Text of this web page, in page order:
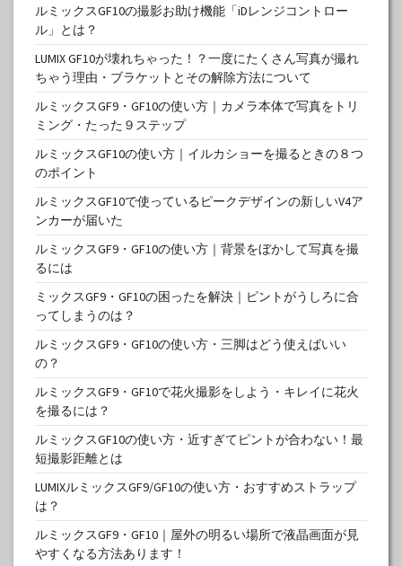
ルミックスGF10の撮影お助け機能「iDレンジコントロー
ル」とは？
LUMIX GF10が壊れちゃった！？一度にたくさん写真が撮れ
ちゃう理由・ブラケットとその解除方法について
ルミックスGF9・GF10の使い方｜カメラ本体で写真をトリ
ミング・たった９ステップ
ルミックスGF10の使い方｜イルカショーを撮るときの８つ
のポイント
ルミックスGF10で使っているピークデザインの新しいV4ア
ンカーが届いた
ルミックスGF9・GF10の使い方｜背景をぼかして写真を撮
るには
ミックスGF9・GF10の困ったを解決｜ピントがうしろに合
ってしまうのは？
ルミックスGF9・GF10の使い方・三脚はどう使えばいい
の？
ルミックスGF9・GF10で花火撮影をしよう・キレイに花火
を撮るには？
ルミックスGF10の使い方・近すぎてピントが合わない！最
短撮影距離とは
LUMIXルミックスGF9/GF10の使い方・おすすめストラップ
は？
ルミックスGF9・GF10｜屋外の明るい場所で液晶画面が見
やすくなる方法あります！